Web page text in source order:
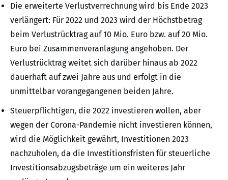
Die erweiterte Verlustverrechnung wird bis Ende 2023
verlängert: Für 2022 und 2023 wird der Höchstbetrag
beim Verlustrücktrag auf 10 Mio. Euro bzw. auf 20 Mio.
Euro bei Zusammenveranlagung angehoben. Der
Verlustrücktrag weitet sich darüber hinaus ab 2022
dauerhaft auf zwei Jahre aus und erfolgt in die
unmittelbar vorangegangenen beiden Jahre.
Steuerpflichtigen, die 2022 investieren wollen, aber
wegen der Corona-Pandemie nicht investieren können,
wird die Möglichkeit gewährt, Investitionen 2023
nachzuholen, da die Investitionsfristen für steuerliche
Investitionsabzugsbeträge um ein weiteres Jahr